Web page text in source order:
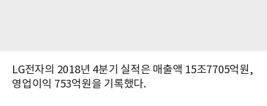
LG전자의 2018년 4분기 실적은 매출액 15조7705억원,
영업이익 753억원을 기록했다.